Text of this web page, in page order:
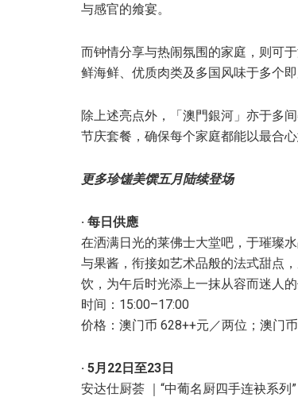
与感官的飨宴。
而钟情分享与热闹氛围的家庭，则可
鲜海鲜、优质肉类及多国风味于多个
除上述亮点外，「澳門銀河」亦于多
节庆套餐，确保每个家庭都能以最合
更多珍馐美馔五月陆续登场
· 每日供應
在洒满日光的莱佛士大堂吧，于璀璨
与果酱，衔接如艺术品般的法式甜点
饮，为午后时光添上一抹从容而迷人的
时间：15:00–17:00
价格：澳门币 628++元／两位；澳门
· 5月 22日至23日
安达仕厨荟 ｜“中葡名厨四手连袂系列”